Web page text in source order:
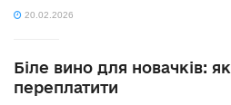
20.02.2026
Біле вино для новачків:
переплатити